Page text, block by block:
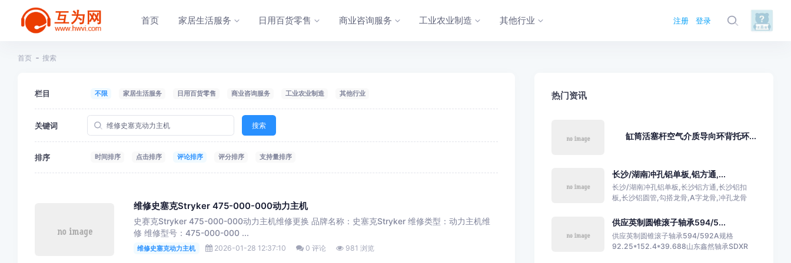
首页 家居生活服务 日用百货零售 商业咨询服务 工业农业制造 其他行业 注册 登录
首页 搜索
栏目 不限 家居生活服务 日用百货零售 商业咨询服务 工业农业制造 其他行业
关键词 搜索
排序 时间排序 点击排序 评论排序 评分排序 支持量排序
维修史塞克Stryker 475-000-000动力主机
史赛克Stryker 475-000-000动力主机维修更换 品牌名称：史塞克Stryker 维修类型：动力主机维
修 维修型号：475-000-000 ...
维修史塞克动力主机 2026-01-28 12:37:10 0 评论 981 浏览
热门资讯
缸筒活塞杆空气介质导向环背托环...
长沙/湖南冲孔铝单板,铝方通,...
长沙/湖南冲孔铝单板,长沙铝方通,长沙铝扣
板,长沙铝圆管,勾搭龙骨,A字龙骨,冲孔龙骨
供应英制圆锥滚子轴承594/5...
供应英制圆锥滚子轴承594/592A规格
92.25*152.4*39.688山东鑫然轴承SDXR